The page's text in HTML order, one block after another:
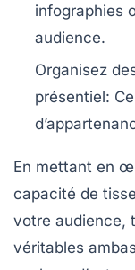
infographies
audience.
Organisez
présentiel:
En mettant en
capacité de
votre audience,
véritables